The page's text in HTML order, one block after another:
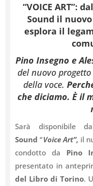
“VOICE ART”:
Sound il
esplora il
Pino Insegno e
del nuovo
della voce.
che diciamo. È il
Sarà disponibile
Sound “Voice Art”, il
condotto da Pino
presentato in
del Libro di Torino.